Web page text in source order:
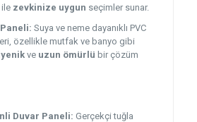
zevkinize uygun seçimler sunar.
Suya ve neme dayanıklı PVC
özellikle mutfak ve banyo gibi
ve uzun ömürlü bir çözüm
Duvar Paneli: Gerçekçi tuğla